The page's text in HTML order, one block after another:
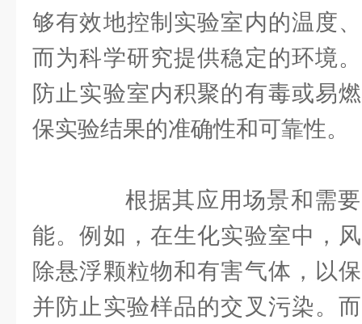
够有效地控制实验室内的温度
而为科学研究提供稳定的环境
防止实验室内积聚的有毒或易
保实验结果的准确性和可靠性。
根据其应用场景和需要
能。例如，在生化实验室中，
除悬浮颗粒物和有害气体，以
并防止实验样品的交叉污染。